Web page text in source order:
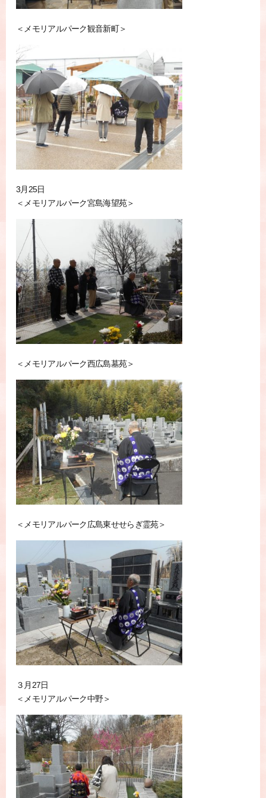
＜メモリアルパーク観音新町＞
3月25日
＜メモリアルパーク宮島海望苑＞
＜メモリアルパーク西広島墓苑＞
＜メモリアルパーク広島東せせらぎ霊苑＞
３月27日
＜メモリアルパーク中野＞